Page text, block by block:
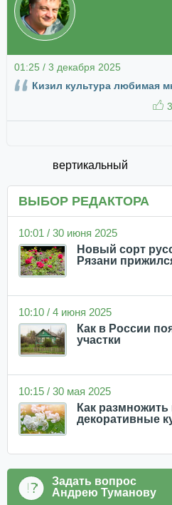
01:25 / 3 декабря 2025
Кизил культура любимая
3
вертикальный
ВЫБОР РЕДАКТОРА
10:01 / 30 июня 2025
Новый сорт
Рязани
10:10 / 4 июня 2025
Как в России
участки
10:15 / 30 мая 2025
Как
декоративные
Задать вопрос
Андрею Туманову